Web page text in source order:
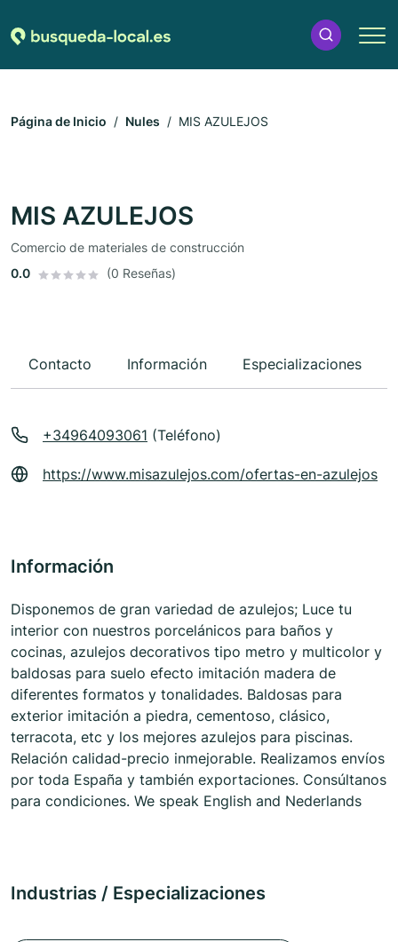
Página de Inicio Nules MIS AZULEJOS
MIS AZULEJOS
Comercio de materiales de construcción
0.0
(0 Reseñas)
Contacto Información Especializaciones
+34964093061 (Teléfono)
https://www.misazulejos.com/ofertas-en-azulejos
Información
Disponemos de gran variedad de azulejos; Luce tu
interior con nuestros porcelánicos para baños y
cocinas, azulejos decorativos tipo metro y multicolor y
baldosas para suelo efecto imitación madera de
diferentes formatos y tonalidades. Baldosas para
exterior imitación a piedra, cementoso, clásico,
terracota, etc y los mejores azulejos para piscinas.
Relación calidad-precio inmejorable. Realizamos envíos
por toda España y también exportaciones. Consúltanos
para condiciones. We speak English and Nederlands
Industrias / Especializaciones